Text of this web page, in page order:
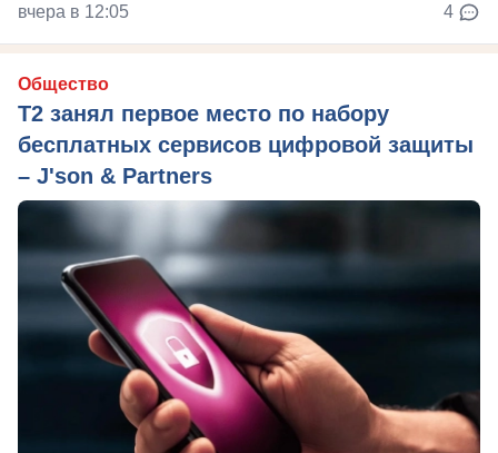
вчера в 12:05 4
Общество
Т2 занял первое место по набору
бесплатных сервисов цифровой защиты
– J'son & Partners